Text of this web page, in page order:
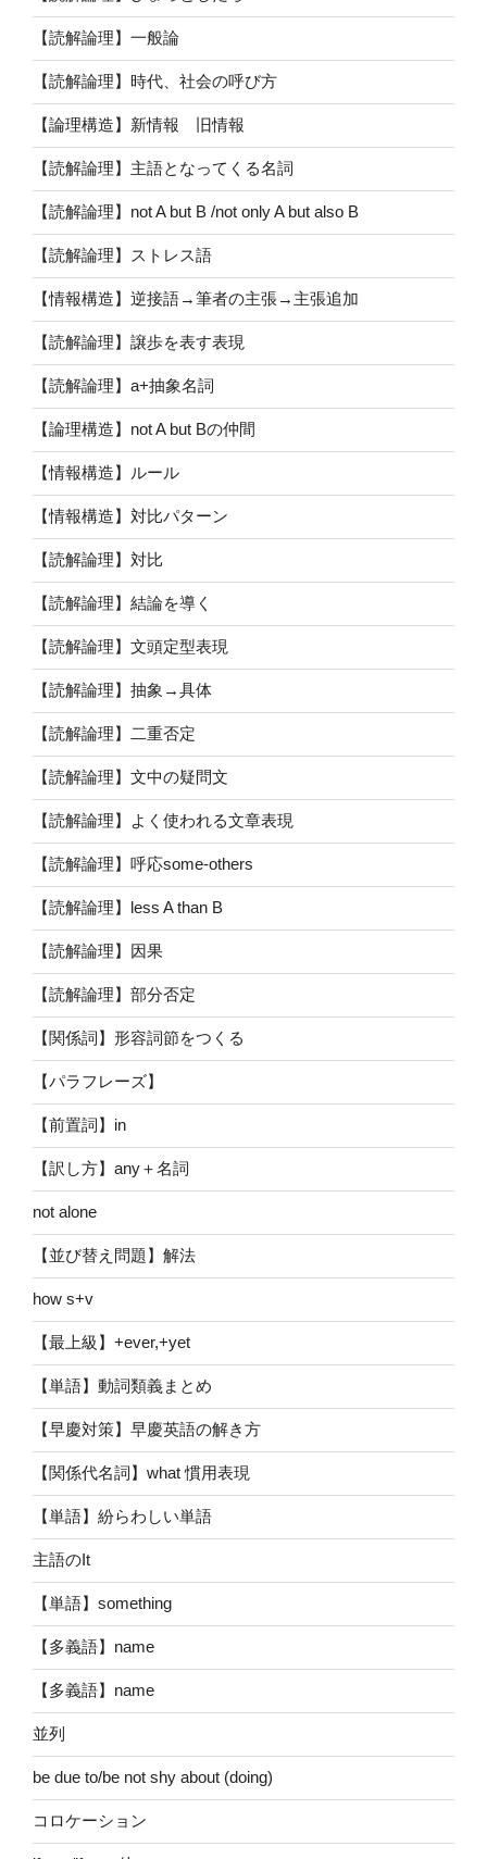
【読解論理】一般論
【読解論理】時代、社会の呼び方
【論理構造】新情報 旧情報
【読解論理】主語となってくる名詞
【読解論理】not A but B /not only A but also B
【読解論理】ストレス語
【情報構造】逆接語→筆者の主張→主張追加
【読解論理】譲歩を表す表現
【読解論理】a+抽象名詞
【論理構造】not A but Bの仲間
【情報構造】ルール
【情報構造】対比パターン
【読解論理】対比
【読解論理】結論を導く
【読解論理】文頭定型表現
【読解論理】抽象→具体
【読解論理】二重否定
【読解論理】文中の疑問文
【読解論理】よく使われる文章表現
【読解論理】呼応some-others
【読解論理】less A than B
【読解論理】因果
【読解論理】部分否定
【関係詞】形容詞節をつくる
【パラフレーズ】
【前置詞】in
【訳し方】any＋名詞
not alone
【並び替え問題】解法
how s+v
【最上級】+ever,+yet
【単語】動詞類義まとめ
【早慶対策】早慶英語の解き方
【関係代名詞】what 慣用表現
【単語】紛らわしい単語
主語のIt
【単語】something
【多義語】name
【多義語】name
並列
be due to/be not shy about (doing)
コロケーション